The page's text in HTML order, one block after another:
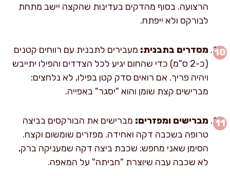
הרצועה. בסוף מהדקים בעדינות שהקצה יישב מתחת
לבורקס ולא ייפתח.
מסדרים בתבנית: מעבירים לתבנית עם רווחים קטנים
(כ-2 ס"מ) כדי שהחום יגיע לכל הצדדים והפילו יתייבש
ויהיה פריך. אם רואים סדק קטן בפילו, לא נלחצים:
מברישים קצת שומן והוא "יסגר" באפייה.
מברישים ומפזרים: מברישים את הבורקסים בביצה
טרופה בשכבה דקה ואחידה. מפזרים שומשום וקצח.
הסימן שאני מחפש: שכבת ביצה דקה שמעניקה ברק,
לא שכבה עבה שיוצרת "חביתה" על המאפה.